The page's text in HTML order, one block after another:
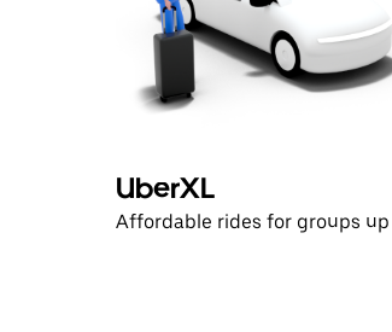
UberXL
Affordable rides for groups